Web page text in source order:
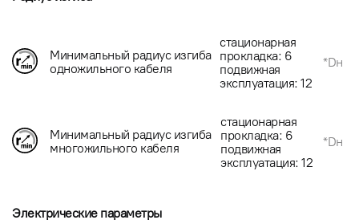
Минимальный радиус изгиба
одножильного кабеля
стационарная
прокладка: 6
подвижная
эксплуатация: 12
*Dн
Минимальный радиус изгиба
многожильного кабеля
стационарная
прокладка: 6
подвижная
эксплуатация: 12
*Dн
Электрические параметры